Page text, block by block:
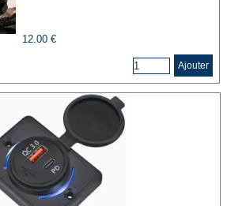
12.00 €
Ajouter